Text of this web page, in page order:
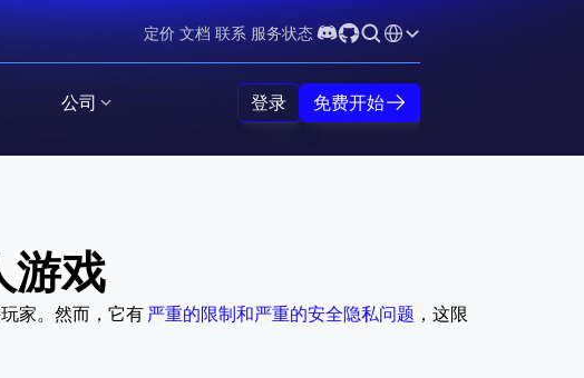
定价 文档 联系 服务状态 Select Language
公司 登录 免费开始
游戏
家。然而，它有 严重的限制和严重的安全隐私问题 ，这限